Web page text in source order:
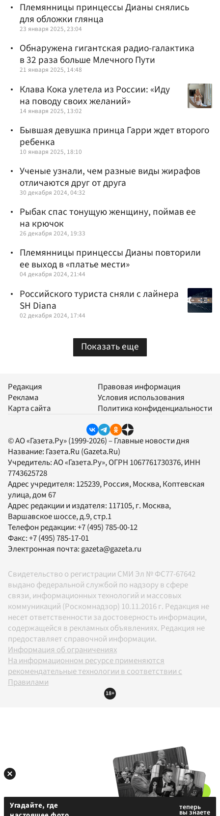
Племянницы принцессы Дианы снялись
для обложки глянца
23 января 2025, 23:04
Обнаружена гигантская радио-галактика
в 32 раза больше Млечного Пути
21 января 2025, 14:48
Клава Кока улетела из России: «Иду
на поводу своих желаний»
14 января 2025, 13:02
Бывшая девушка принца Гарри ждет второго
ребенка
10 января 2025, 18:10
Ученые узнали, чем разные виды жирафов
отличаются друг от друга
30 декабря 2024, 04:32
Рыбак спас тонущую женщину, поймав ее
на крючок
26 декабря 2024, 19:33
Племянницы принцессы Дианы повторили
ее выход в «платье мести»
04 декабря 2024, 21:44
Российского туриста сняли с лайнера
SH Diana
02 декабря 2024, 17:44
Показать еще
Редакция
Реклама
Карта сайта
Правовая информация
Условия использования
Политика конфиденциальности
© АО «Газета.Ру» (1999-2026) – Главные новости дня
Название: Газета.Ru (Gazeta.Ru)
Учредитель:АО «Газета.Ру», ОГРН 1067761730376, ИНН
7743625728
Адрес учредителя: 125239, Россия, Москва, Коптевская
улица, дом 67
Адрес редакции и издателя: 117105, г. Москва,
Варшавское шоссе, д.9, стр.1
Телефон редакции:+7 (495) 785-00-12
Факс:+7 (495) 785-17-01
Электронная почта:gazeta@gazeta.ru
Свидетельство о регистрации СМИ Эл № ФС77-67642
выдано федеральной службой по надзору в сфере
связи, информационных технологий и массовых
коммуникаций (Роскомнадзор) 10.11.2016 г. Редакция не
несет ответственности за достоверность информации,
содержащейся в рекламных объявлениях. Редакция не
предоставляет справочной информации.
Информация об ограничениях
На информационном ресурсе применяются
рекомендательные технологии в соответствии с
Правилами
18+
Угадайте, где